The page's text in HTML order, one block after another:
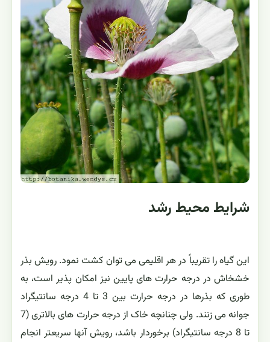
شرایط محیط رشد
این گیاه را تقریباً در هر اقلیمی می توان کشت نمود. رویش بذر
خشخاش در درجه حرارت های پایین نیز امکان پذیر است، به
طوری که بذرها در درجه حرارت بین 3 تا 4 درجه سانتیگراد
جوانه می زنند. ولی چنانچه خاک از درجه حرارت های بالاتری (7
تا 8 درجه سانتیگراد) برخوردار باشد، رویش آنها سریعتر انجام